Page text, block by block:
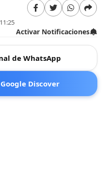
Activar Notificaciones
de WhatsApp
Discover